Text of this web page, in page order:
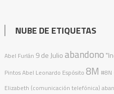
NUBE DE ETIQUETAS
Abel Furlán 9 de Julioabandono
PintosAbel Leonardo Espósito 8M #8N
Elizabeth (comunicación telefónica)